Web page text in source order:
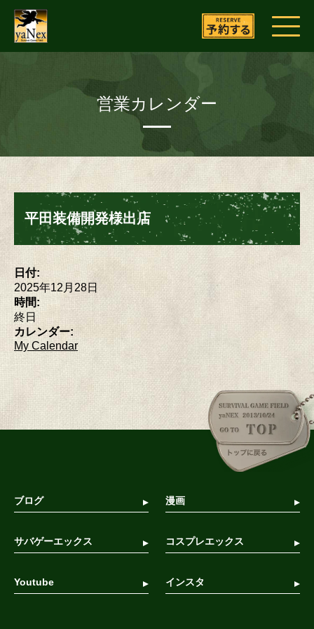
営業カレンダー
平田装備開発様出店
日付:
2025年12月28日
時間:
終日
カレンダー:
My Calendar
ブログ 漫画
サバゲーエックス コスプレエックス
Youtube インスタ